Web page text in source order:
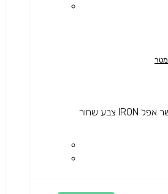
כבל מאושר אפל IRON צבע שחור